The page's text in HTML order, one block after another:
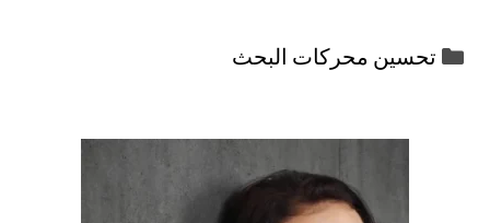
التصنيفات
تحسين محركات البحث